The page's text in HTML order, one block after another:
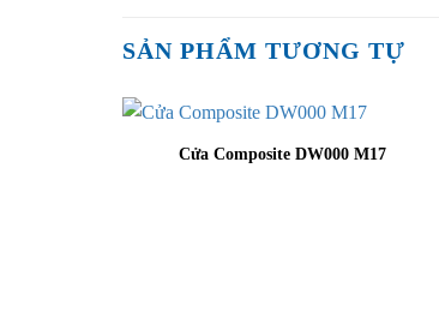
SẢN PHẨM TƯƠNG TỰ
Cửa Composite DW000 M17